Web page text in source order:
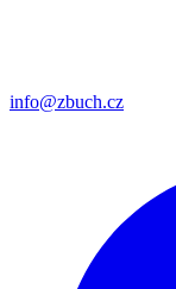
info@zbuch.cz